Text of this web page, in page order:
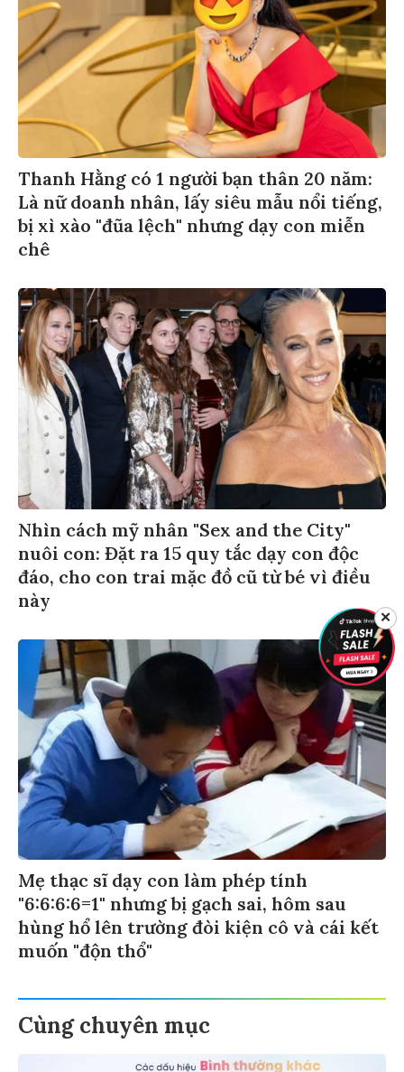
Thanh Hằng có 1 người bạn thân 20 năm:
Là nữ doanh nhân, lấy siêu mẫu nổi tiếng,
bị xì xào "đũa lệch" nhưng dạy con miễn
chê
Nhìn cách mỹ nhân "Sex and the City"
nuôi con: Đặt ra 15 quy tắc dạy con độc
đáo, cho con trai mặc đồ cũ từ bé vì điều
này
Mẹ thạc sĩ dạy con làm phép tính
"6:6:6:6=1" nhưng bị gạch sai, hôm sau
hùng hổ lên trường đòi kiện cô và cái kết
muốn "độn thổ"
Cùng chuyên mục
✕